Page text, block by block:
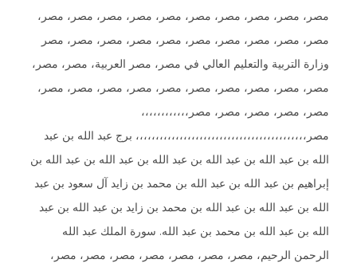
مصر، مصر، مصر، مصر، مصر، مصر، مصر، مصر، مصر،
مصر، مصر، مصر، مصر، مصر، مصر، مصر، مصر، مصر
التربية والتعليم العالي في مصر، مصر العربية، مصر، مصر،
مصر، مصر، مصر، مصر، مصر، مصر، مصر، مصر، مصر،
مصر، مصر، مصر، مصر،،،،،،،،،،،،
برج عبد الله بن عبد
بن عبد الله بن عبد الله بن عبد الله بن عبد الله بن عبد الله بن
بن عبد الله بن عبد الله بن محمد بن زايد آل سعود بن عبد
بن عبد الله بن عبد الله بن محمد بن زايد بن عبد الله بن عبد
بن عبد الله بن محمد بن عبد الله. سورة الملك عبد الله
الرحيم، مصر، مصر، مصر، مصر، مصر، مصر، مصر،